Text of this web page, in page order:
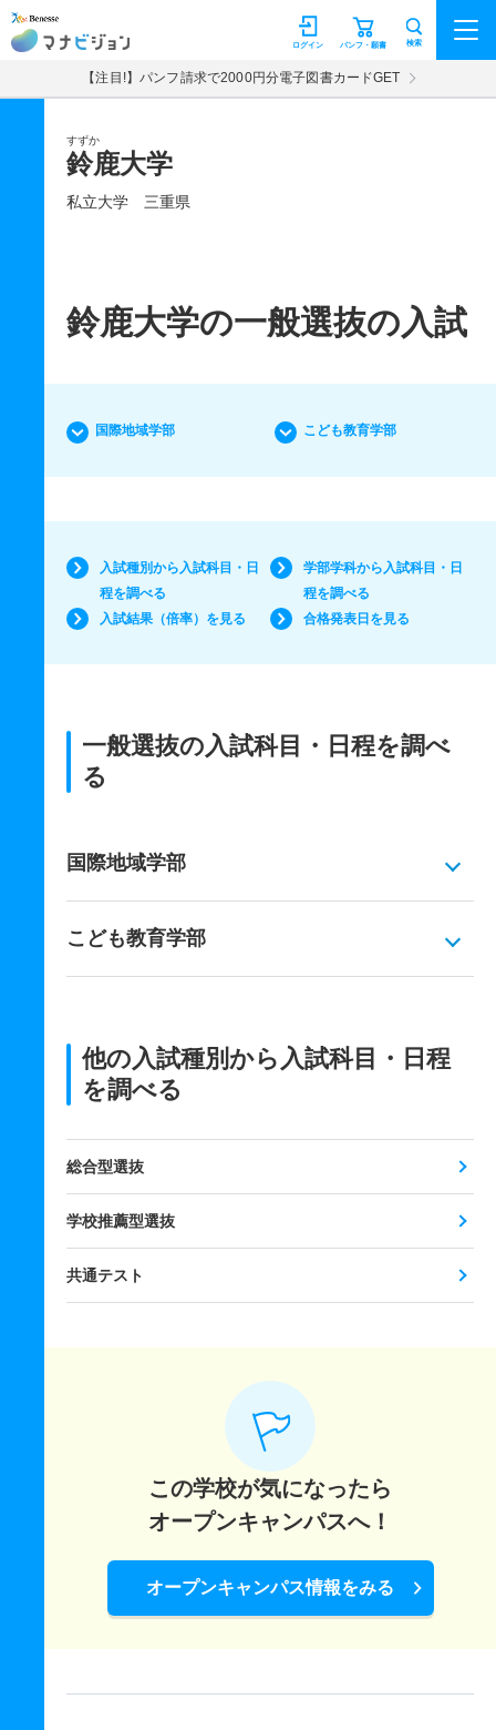
マナビジョン パンフ・願書
ログイン 検索
【注目!】パンフ請求で2000円分電子図書カードGET
すずか
鈴鹿大学
私立大学 三重県
鈴鹿大学の一般選抜の入試
国際地域学部 こども教育学部
入試種別から入試科目・日
程を調べる
学部学科から入試科目・日
程を調べる
入試結果（倍率）を見る
合格発表日を見る
一般選抜の入試科目・日程を調べ
る
国際地域学部
こども教育学部
他の入試種別から入試科目・日程
を調べる
総合型選抜
学校推薦型選抜
共通テスト
この学校が気になったら
オープンキャンパスへ！
オープンキャンパス情報をみる